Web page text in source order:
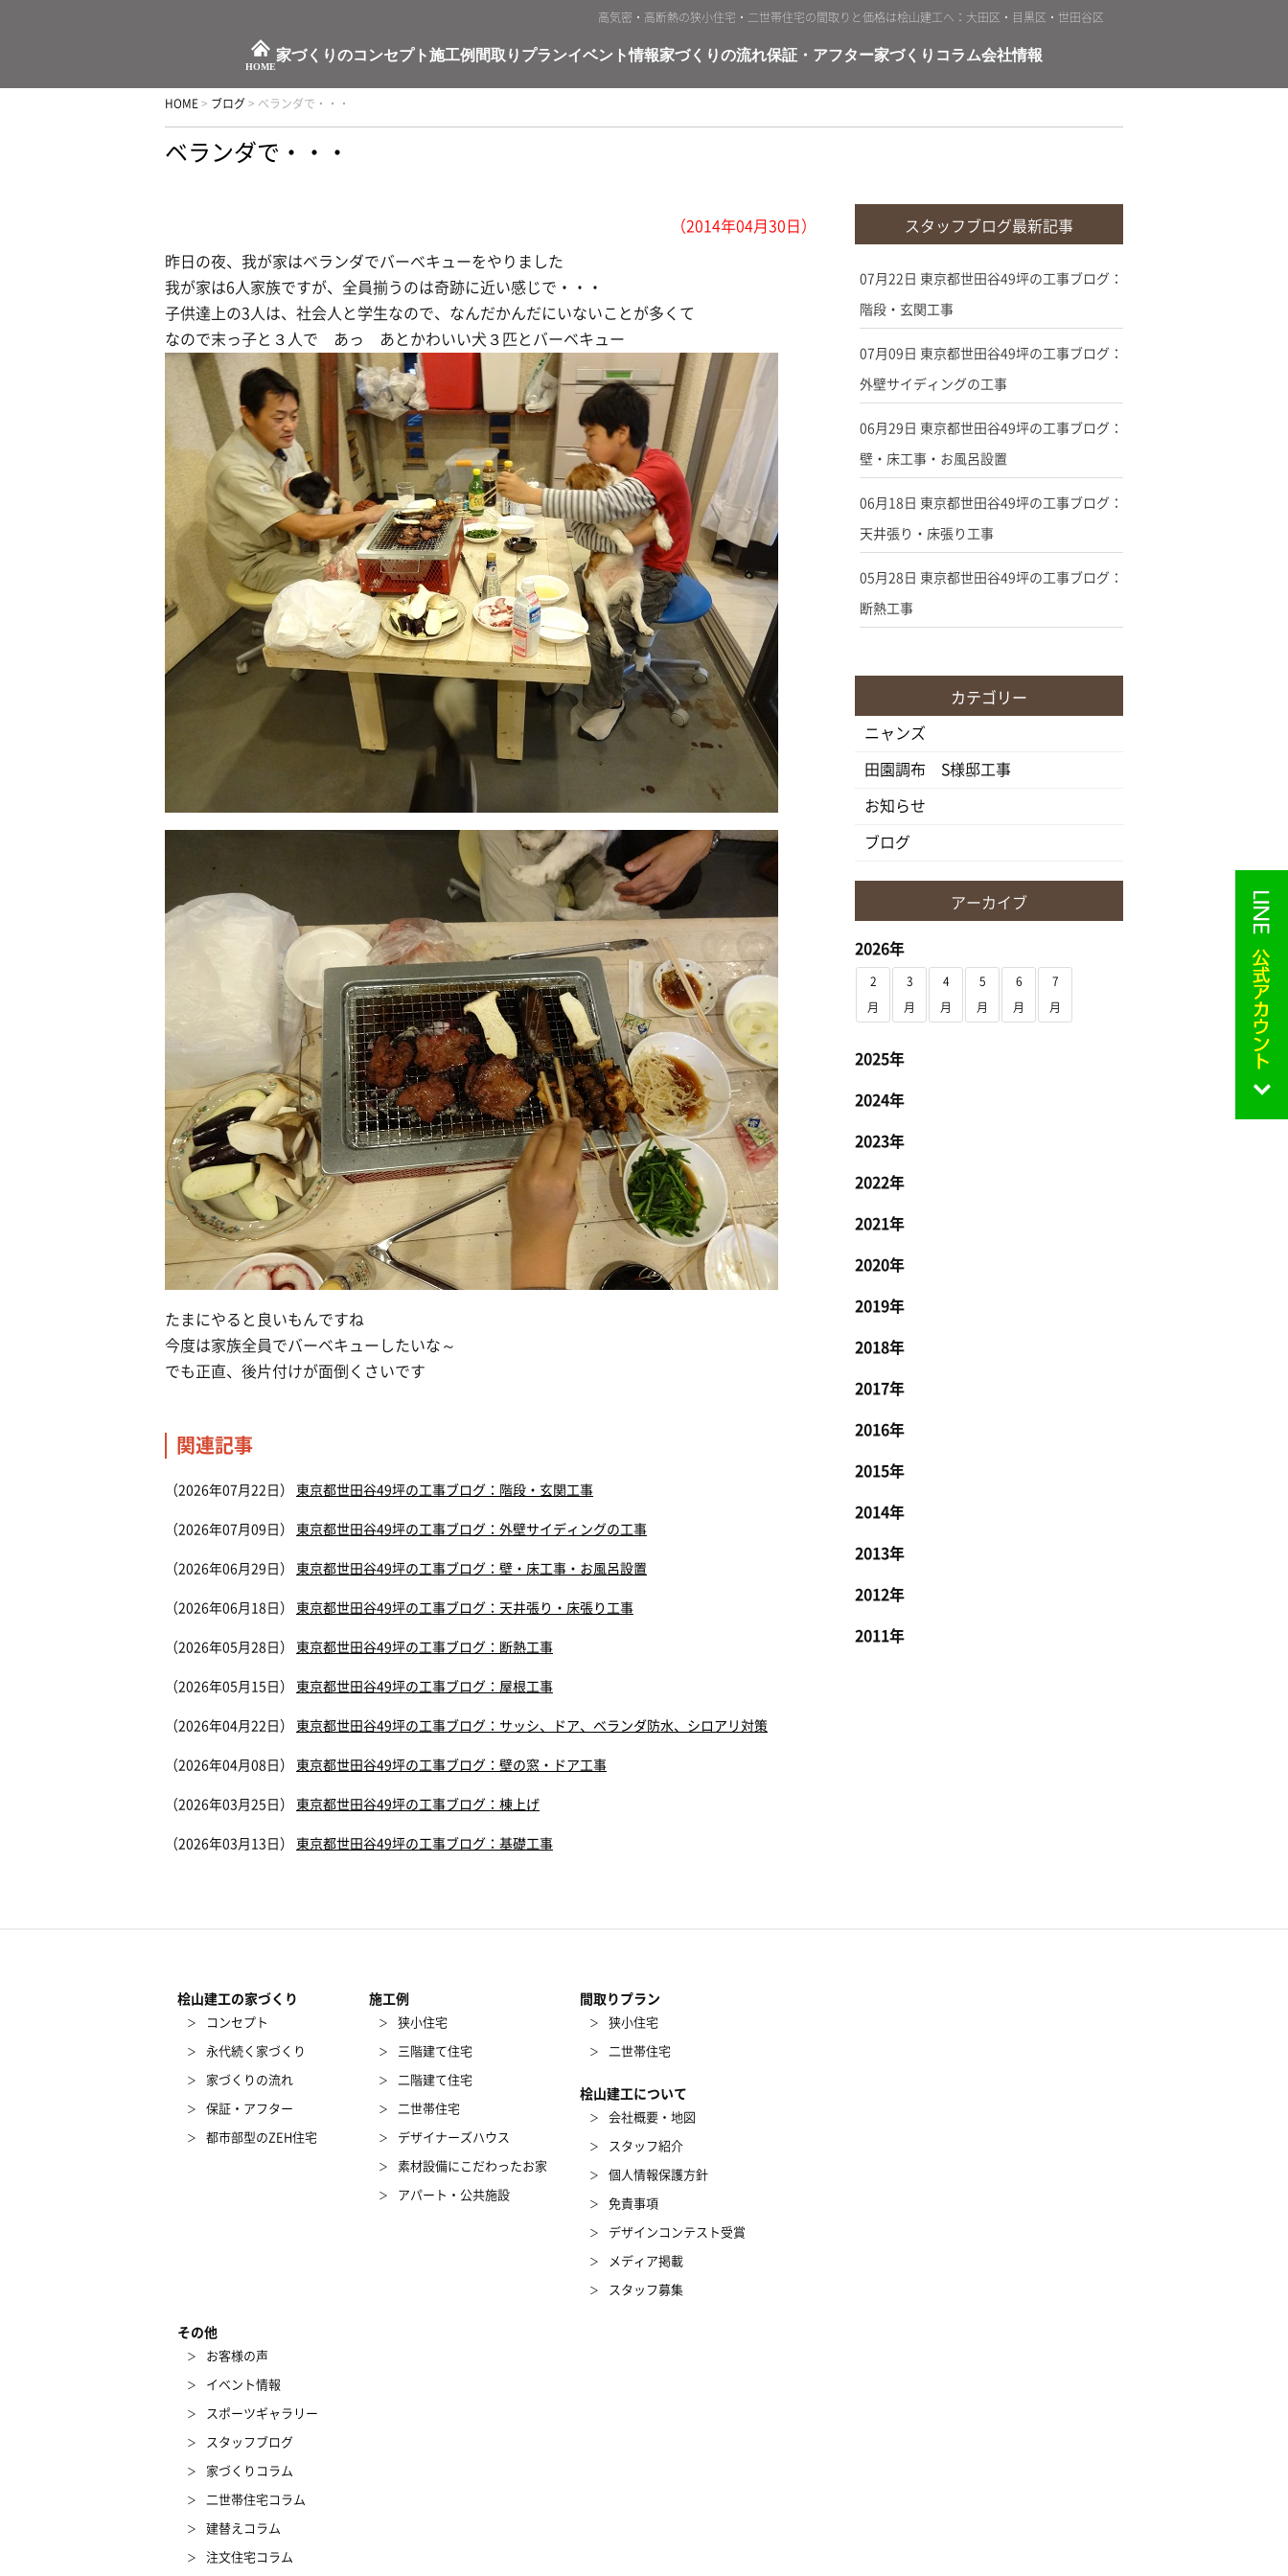
高気密・高断熱の狭小住宅・二世帯住宅の間取りと価格は桧山建工へ：大田区・目黒区・世田谷区
HOME
家づくりのコンセプト施工例 間取りプランイベント情報家づくりの流れ保証・アフター家づくりコラム会社情報
HOME > ブログ > ベランダで・・・
ベランダで・・・
（2014年04月30日）
昨日の夜、我が家はベランダでバーべキューをやりました
我が家は6人家族ですが、全員揃うのは奇跡に近い感じで・・・
子供達上の3人は、社会人と学生なので、なんだかんだにいないことが多くて
なので末っ子と３人で あっ あとかわいい犬３匹とバーベキュー
たまにやると良いもんですね
今度は家族全員でバーベキューしたいな～
でも正直、後片付けが面倒くさいです
関連記事
（2026年07月22日） 東京都世田谷49坪の工事ブログ：階段・玄関工事
（2026年07月09日） 東京都世田谷49坪の工事ブログ：外壁サイディングの工事
（2026年06月29日） 東京都世田谷49坪の工事ブログ：壁・床工事・お風呂設置
（2026年06月18日） 東京都世田谷49坪の工事ブログ：天井張り・床張り工事
（2026年05月28日） 東京都世田谷49坪の工事ブログ：断熱工事
（2026年05月15日） 東京都世田谷49坪の工事ブログ：屋根工事
（2026年04月22日） 東京都世田谷49坪の工事ブログ：サッシ、ドア、ベランダ防水、シロアリ対策
（2026年04月08日） 東京都世田谷49坪の工事ブログ：壁の窓・ドア工事
（2026年03月25日） 東京都世田谷49坪の工事ブログ：棟上げ
（2026年03月13日） 東京都世田谷49坪の工事ブログ：基礎工事
スタッフブログ最新記事
07月22日 東京都世田谷49坪の工事ブログ：
階段・玄関工事
07月09日 東京都世田谷49坪の工事ブログ：
外壁サイディングの工事
06月29日 東京都世田谷49坪の工事ブログ：
壁・床工事・お風呂設置
06月18日 東京都世田谷49坪の工事ブログ：
天井張り・床張り工事
05月28日 東京都世田谷49坪の工事ブログ：
断熱工事
カテゴリー
ニャンズ
田園調布 S様邸工事
お知らせ
ブログ
アーカイブ
2026年
2
月
3
月
4
月
5
月
6
月
7
月
2025年
2024年
2023年
2022年
2021年
2020年
2019年
2018年
2017年
2016年
2015年
2014年
2013年
2012年
2011年
桧山建工の家づくり
コンセプト
永代続く家づくり
家づくりの流れ
保証・アフター
都市部型のZEH住宅
施工例
狭小住宅
三階建て住宅
二階建て住宅
二世帯住宅
デザイナーズハウス
素材設備にこだわったお家
アパート・公共施設
間取りプラン
狭小住宅
二世帯住宅
桧山建工について
会社概要・地図
スタッフ紹介
個人情報保護方針
免責事項
デザインコンテスト受賞
メディア掲載
スタッフ募集
その他
お客様の声
イベント情報
スポーツギャラリー
スタッフブログ
家づくりコラム
二世帯住宅コラム
建替えコラム
注文住宅コラム